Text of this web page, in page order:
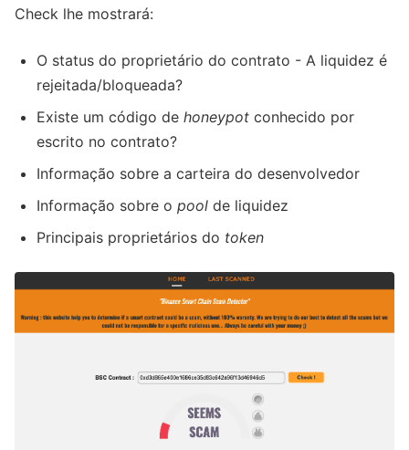
Check lhe mostrará:
O status do proprietário do contrato - A liquidez é
rejeitada/bloqueada?
Existe um código de honeypot conhecido por
escrito no contrato?
Informação sobre a carteira do desenvolvedor
Informação sobre o pool de liquidez
Principais proprietários do token